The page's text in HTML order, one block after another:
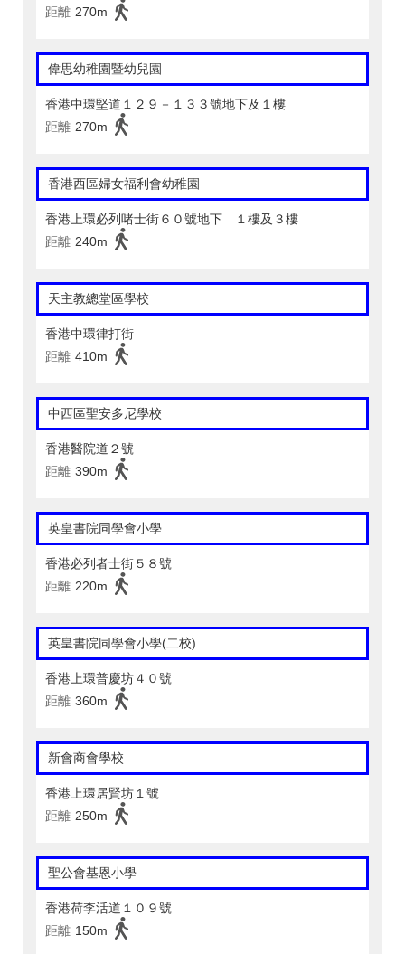
距離 270m
偉思幼稚園暨幼兒園
香港中環堅道１２９－１３３號地下及１樓
距離 270m
香港西區婦女福利會幼稚園
香港上環必列啫士街６０號地下 １樓及３樓
距離 240m
天主教總堂區學校
香港中環律打街
距離 410m
中西區聖安多尼學校
香港醫院道２號
距離 390m
英皇書院同學會小學
香港必列者士街５８號
距離 220m
英皇書院同學會小學(二校)
香港上環普慶坊４０號
距離 360m
新會商會學校
香港上環居賢坊１號
距離 250m
聖公會基恩小學
香港荷李活道１０９號
距離 150m